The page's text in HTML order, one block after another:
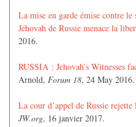
La mise en garde émise contre
Jéhovah de Russie menace la
2016.
RUSSIA : Jehovah’s Witnesses
Arnold, Forum 18, 24 May 2016.
La cour d’appel de Russie
JW.org, 16 janvier 2017.